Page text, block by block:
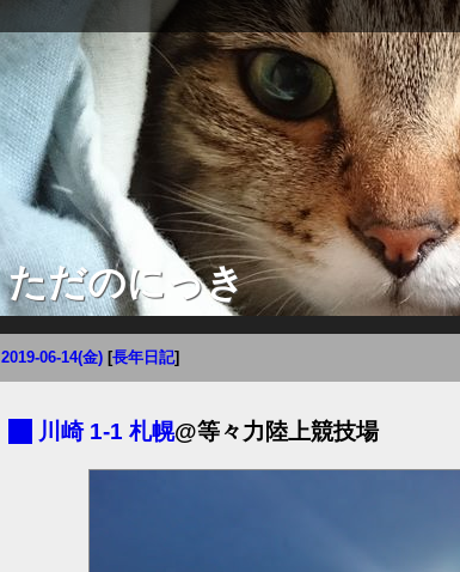
ただのにっき
2019-06-14(金) [長年日記]
川崎 1-1 札幌@等々力陸上競技場